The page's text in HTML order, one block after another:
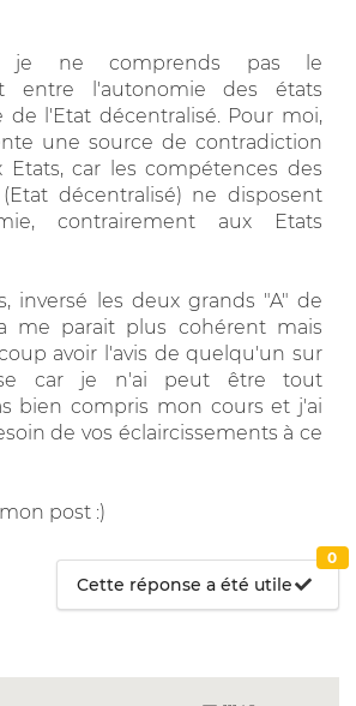
je ne comprends pas le
entre l'autonomie des états
de l'Etat décentralisé. Pour moi,
une source de contradiction
car les compétences des
décentralisé) ne disposent
contrairement aux Etats
inversé les deux grands "A" de
me parait plus cohérent mais
avoir l'avis de quelqu'un sur
car je n'ai peut être tout
bien compris mon cours et j'ai
de vos éclaircissements à ce
post :)
Cette réponse a été utile
0